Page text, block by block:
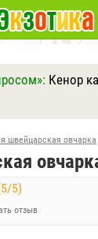
Кенор
вопросы
швейцарская овчарка
5/5)
отзыв